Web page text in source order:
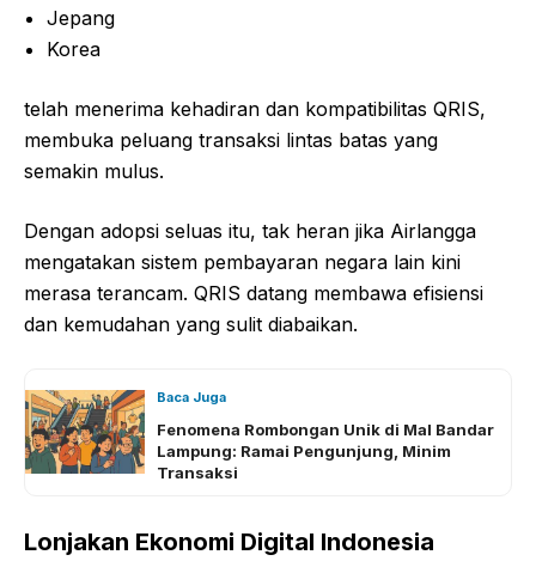
Jepang
Korea
telah menerima kehadiran dan kompatibilitas QRIS,
membuka peluang transaksi lintas batas yang
semakin mulus.
Dengan adopsi seluas itu, tak heran jika Airlangga
mengatakan sistem pembayaran negara lain kini
merasa terancam. QRIS datang membawa efisiensi
dan kemudahan yang sulit diabaikan.
Baca Juga
Fenomena Rombongan Unik di Mal Bandar
Lampung: Ramai Pengunjung, Minim
Transaksi
Lonjakan Ekonomi Digital Indonesia